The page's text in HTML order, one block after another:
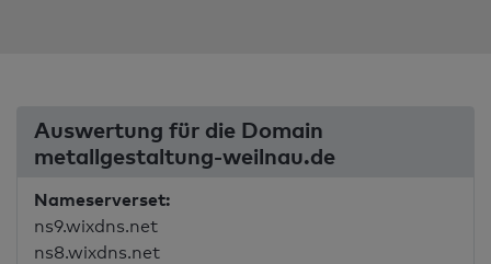
Auswertung für die Domain
metallgestaltung-weilnau.de
Nameserverset:
ns9.wixdns.net
ns8.wixdns.net